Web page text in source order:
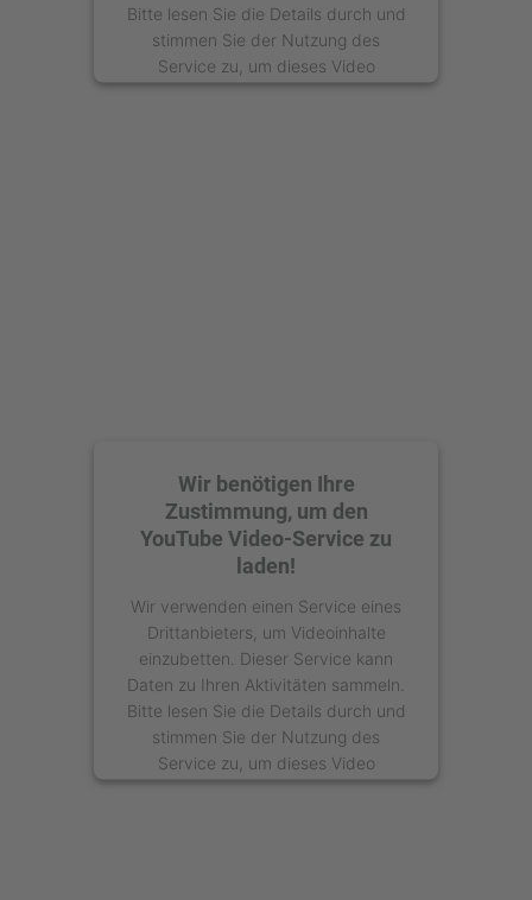
Bitte lesen Sie die Details durch und
stimmen Sie der Nutzung des
Service zu, um dieses Video
anzusehen.
Wir benötigen Ihre
Zustimmung, um den
YouTube Video-Service zu
laden!
Wir verwenden einen Service eines
Drittanbieters, um Videoinhalte
einzubetten. Dieser Service kann
Daten zu Ihren Aktivitäten sammeln.
Bitte lesen Sie die Details durch und
stimmen Sie der Nutzung des
Service zu, um dieses Video
anzusehen.